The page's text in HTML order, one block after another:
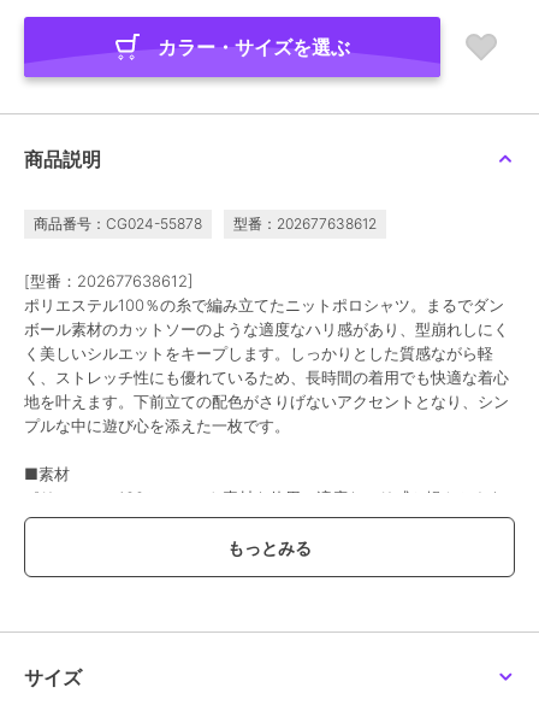
カラー・サイズを選ぶ
商品説明
商品番号：CG024-55878 型番：202677638612
[型番：202677638612]
ポリエステル100％の糸で編み立てたニットポロシャツ。まるでダン
ボール素材のカットソーのような適度なハリ感があり、型崩れしにく
く美しいシルエットをキープします。しっかりとした質感ながら軽
く、ストレッチ性にも優れているため、長時間の着用でも快適な着心
地を叶えます。下前立ての配色がさりげないアクセントとなり、シン
プルな中に遊び心を添えた一枚です。
■素材
ポリエステル100％のニット素材を使用。適度なハリ感と軽やかさを
兼ね備え、ストレッチ性にも優れているため、動きやすく快適な着心
地が特徴です。家庭で手洗い可能で、デイリーに扱いやすいのも魅力
です。
配色を施し、さりげないアクセントをプラスしています。シンプルな
がらも細部にこだわったデザインです。
サイズ